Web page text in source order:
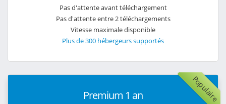
Pas d'attente avant téléchargement
Pas d'attente entre 2 téléchargements
Vitesse maximale disponible
Plus de 300 hébergeurs supportés
Populaire
Premium 1 an